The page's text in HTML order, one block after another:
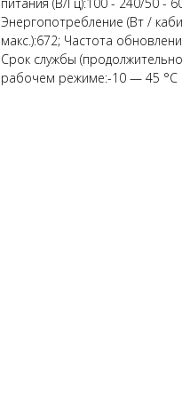
Энергопотребление (Вт /
макс.):672; Частота
Срок службы
рабочем режиме:-10 — 45 °C